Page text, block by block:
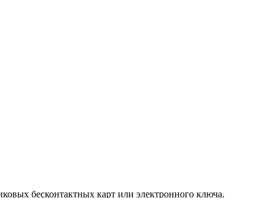
бесконтактных карт или электронного ключа.